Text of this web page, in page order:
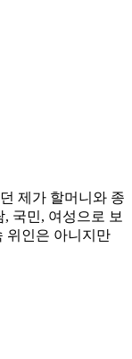
제가 할머니와 종
국민, 여성으로 보
위인은 아니지만